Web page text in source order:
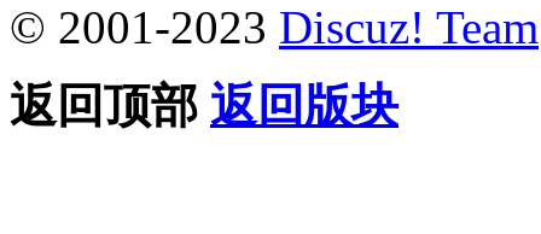
© 2001-2023 Discuz! Team
返回顶部 返回版块